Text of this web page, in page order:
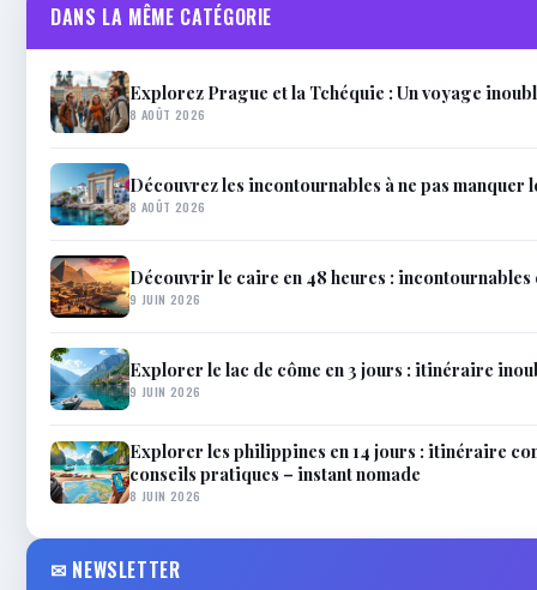
DANS LA MÊME CATÉGORIE
Explorez Prague et la Tchéquie : Un voyage
8 AOÛT 2026
Découvrez les incontournables à ne pas manquer
8 AOÛT 2026
Découvrir le caire en 48 heures : incontournables
9 JUIN 2026
Explorer le lac de côme en 3 jours : itinéraire
9 JUIN 2026
Explorer les philippines en 14 jours : itinéraire
conseils pratiques – instant nomade
8 JUIN 2026
✉ NEWSLETTER